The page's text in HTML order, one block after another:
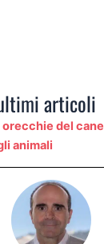
articoli
orecchie del cane
animali